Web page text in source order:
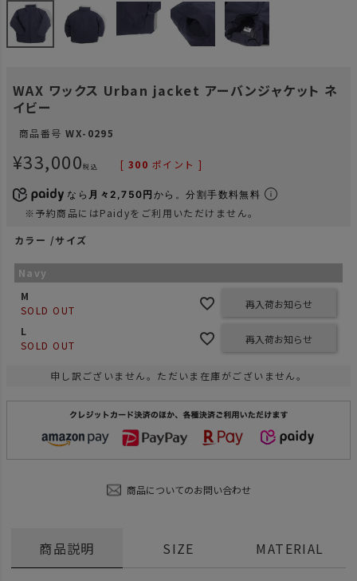
WAX ワックス Urban jacket アーバンジャケット ネ
イビー
商品番号 WX-0295
¥33,000税込 [ 300 ポイント ]
なら 月々2,750円 から。分割手数料無料
※予約商品にはPaidyをご利用いただけません。
カラー
サイズ
Navy
M
SOLD OUT
再入荷お知らせ
L
SOLD OUT
再入荷お知らせ
申し訳ございません。ただいま在庫がございません。
商品についてのお問い合わせ
商品説明 SIZE MATERIAL